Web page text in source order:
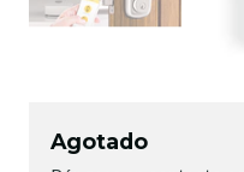
Agotado